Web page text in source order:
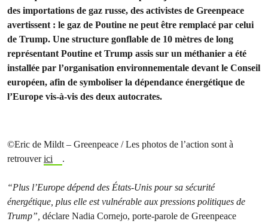
des importations de gaz russe, des activistes de Greenpeace
avertissent : le gaz de Poutine ne peut être remplacé par celui
de Trump. Une structure gonflable de 10 mètres de long
représentant Poutine et Trump assis sur un méthanier a été
installée par l’organisation environnementale devant le Conseil
européen, afin de symboliser la dépendance énergétique de
l’Europe vis-à-vis des deux autocrates.
©Eric de Mildt – Greenpeace / Les photos de l’action sont à
retrouverici .
“Plus l’Europe dépend des États-Unis pour sa sécurité
énergétique, plus elle est vulnérable aux pressions politiques de
Trump”, déclare Nadia Cornejo, porte-parole de Greenpeace